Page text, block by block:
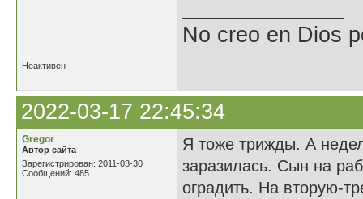
No creo en Dios
Неактивен
2022-03-17 22:45:34
Gregor
Автор сайта
Зарегистрирован: 2011-03-30
Сообщений: 485
Я тоже трижды. А
заразилась. Сын на
оградить. На вторую-